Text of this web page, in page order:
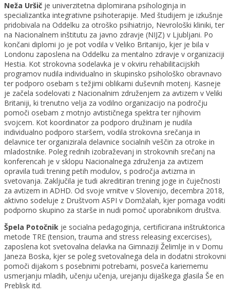
Neža Uršič je univerzitetna diplomirana psihologinja in
specializantka integrativne psihoterapije. Med študijem je izkušnje
pridobivala na Oddelku za otroško psihiatrijo, Nevrološki kliniki, ter
na Nacionalnem inštitutu za javno zdravje (NIJZ) v Ljubljani. Po
končani diplomi jo je pot vodila v Veliko Britanijo, kjer je bila v
Londonu zaposlena na Oddelku za mentalno zdravje v organizaciji
Hestia. Kot strokovna sodelavka je v okviru rehabilitacijskih
programov nudila individualno in skupinsko psihološko obravnavo
ter podporo osebam s težjimi oblikami duševnih motenj. Kasneje
je začela sodelovati z Nacionalnim združenjem za avtizem v Veliki
Britaniji, ki trenutno velja za vodilno organizacijo na področju
pomoči osebam z motnjo avtističnega spektra ter njihovim
svojcem. Kot koordinator za podporo družinam je nudila
individualno podporo staršem, vodila strokovna srečanja in
delavnice ter organizirala delavnice socialnih veščin za otroke in
mladostnike. Poleg rednih izobraževanj in strokovnih srečanj na
konferencah je v sklopu Nacionalnega združenja za avtizem
opravila tudi trening petih modulov, s področja avtizma in
svetovanja. Zaključila je tudi akreditiran trening joge in čuječnosti
za avtizem in ADHD. Od svoje vrnitve v Slovenijo, decembra 2018,
aktivno sodeluje z Društvom ASPI v Domžalah, kjer pomaga voditi
podporno skupino za starše in nudi pomoč uporabnikom društva.
Špela Potočnik je socialna pedagoginja, certificirana inštruktorica
metode TRE (tension, trauma and stress releasing excercises),
zaposlena kot svetovalna delavka na Gimnaziji Želimlje in v Domu
Janeza Boska, kjer se poleg svetovalnega dela in dodatni strokovni
pomoči dijakom s posebnimi potrebami, posveča kariernemu
usmerjanju mladih, učenju učenja, urejanju dijaškega glasila Še en
Preblisk itd.